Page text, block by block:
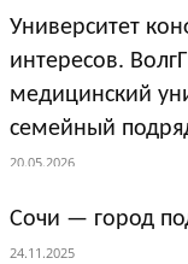
Университет
интересов.
медицинский
семейный
20.05.2026
Сочи — город
24.11.2025